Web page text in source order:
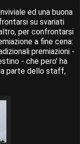
ed una buona
su svariati
per confrontarsi
a fine cena:
premiazioni -
- che pero' ha
parte dello staff,